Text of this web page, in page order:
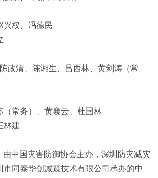
兴权、冯德民
政清、陈湘生、吕西林、黄剑涛（常
（常务）、黄襄云、杜国林
林建
由中国灾害防御协会主办，深圳防灾减灾
市同泰华创减震技术有限公司承办的中